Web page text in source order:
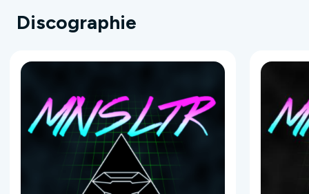
Discographie